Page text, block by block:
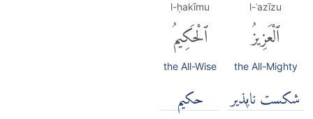
l-ʿazīzu
ٱلْعَزِيزُ
the All-Mighty
شكست ناپذير
l-ḥakīmu
ٱلْحَكِيمُ
the All-Wise
حكيم